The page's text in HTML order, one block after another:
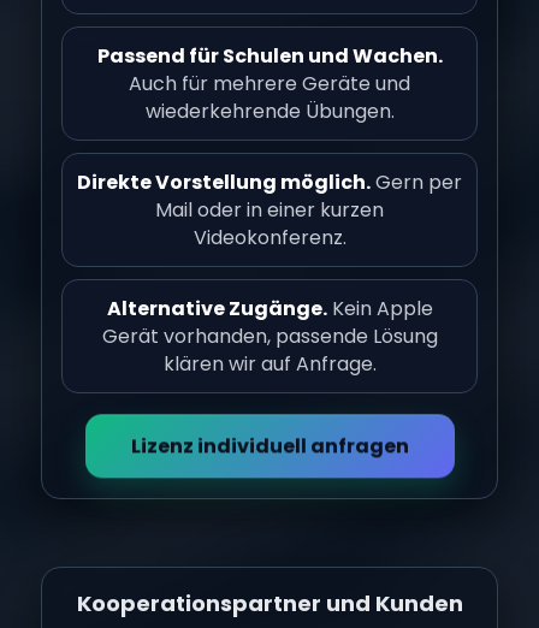
Passend für Schulen und Wachen.
Auch für mehrere Geräte und
wiederkehrende Übungen.
Direkte Vorstellung möglich.Gern per
Mail oder in einer kurzen
Videokonferenz.
Alternative Zugänge.Kein Apple
Gerät vorhanden, passende Lösung
klären wir auf Anfrage.
Lizenz individuell anfragen
Kooperationspartner und Kunden